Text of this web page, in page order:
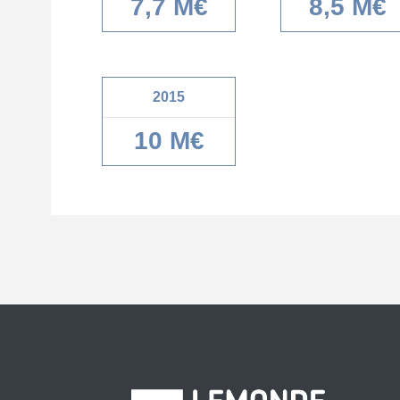
7,7 M€ 8,5 M€
2015
10 M€